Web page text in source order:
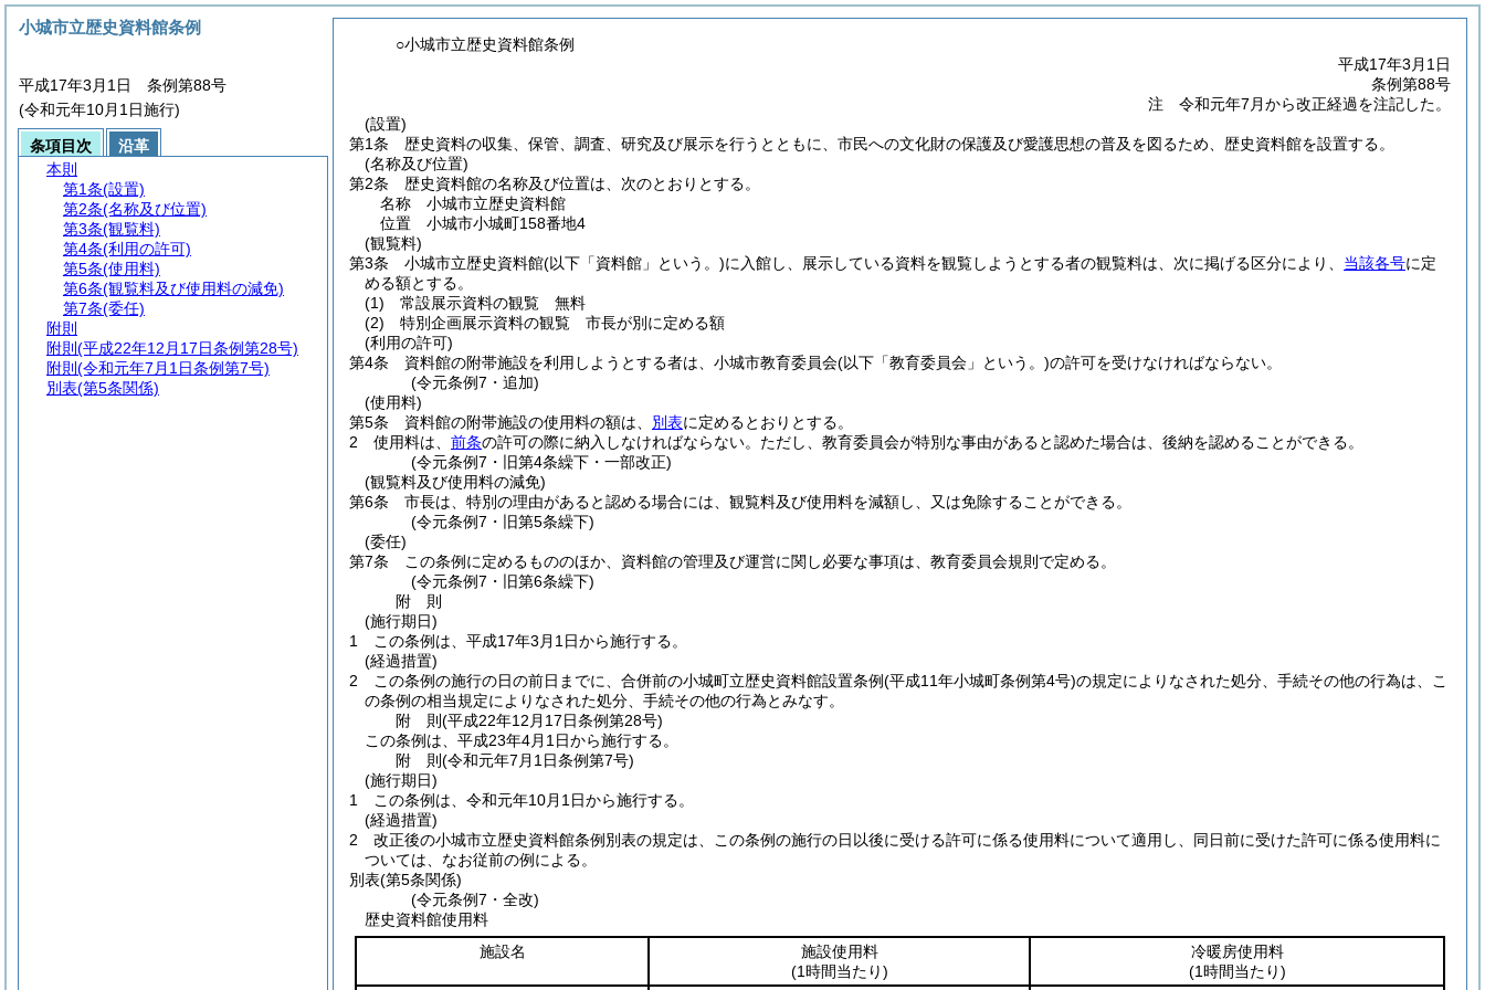
○小城市立歴史資料館条例
平成17年3月1日
条例第88号
注 令和元年7月から改正経過を注記した。
(設置)
第1条
歴史資料の収集、保管、調査、研究及び展示を行うとともに、市民への文化財の保護及び愛護思想の普及を図るため、歴史資料館を設置する。
(名称及び位置)
第2条
歴史資料館の名称及び位置は、次のとおりとする。
名称 小城市立歴史資料館
位置 小城市小城町158番地4
(観覧料)
第3条
小城市立歴史資料館(以下「資料館」という。)に入館し、展示している資料を観覧しようとする者の観覧料は、次に掲げる区分により、 当該各号に定
める額とする。
(1)
常設展示資料の観覧 無料
(2)
特別企画展示資料の観覧 市長が別に定める額
(利用の許可)
第4条
資料館の附帯施設を利用しようとする者は、小城市教育委員会(以下「教育委員会」という。)の許可を受けなければならない。
(令元条例7・追加)
(使用料)
第5条
資料館の附帯施設の使用料の額は、 別表に定めるとおりとする。
2
使用料は、 前条の許可の際に納入しなければならない。 ただし、教育委員会が特別な事由があると認めた場合は、後納を認めることができる。
(令元条例7・旧第4条繰下・一部改正)
(観覧料及び使用料の減免)
第6条
市長は、特別の理由があると認める場合には、観覧料及び使用料を減額し、又は免除することができる。
(令元条例7・旧第5条繰下)
(委任)
第7条
この条例に定めるもののほか、資料館の管理及び運営に関し必要な事項は、教育委員会規則で定める。
(令元条例7・旧第6条繰下)
附 則
(施行期日)
1
この条例は、平成17年3月1日から施行する。
(経過措置)
2
この条例の施行の日の前日までに、合併前の小城町立歴史資料館設置条例(平成11年小城町条例第4号)の規定によりなされた処分、手続その他の行為は、こ
の条例の相当規定によりなされた処分、手続その他の行為とみなす。
附 則(平成22年12月17日条例第28号)
この条例は、平成23年4月1日から施行する。
附 則(令和元年7月1日条例第7号)
(施行期日)
1
この条例は、令和元年10月1日から施行する。
(経過措置)
2
改正後の小城市立歴史資料館条例別表の規定は、この条例の施行の日以後に受ける許可に係る使用料について適用し、同日前に受けた許可に係る使用料に
ついては、なお従前の例による。
別表(第5条関係)
(令元条例7・全改)
歴史資料館使用料
施設名
施設使用料
(1時間当たり)
冷暖房使用料
(1時間当たり)
小城市立歴史資料館条例
平成17年3月1日 条例第88号
(令和元年10月1日施行)
条項目次
沿革
本則
第1条(設置)
第2条(名称及び位置)
第3条(観覧料)
第4条(利用の許可)
第5条(使用料)
第6条(観覧料及び使用料の減免)
第7条(委任)
附則
附則 (平成22年12月17日条例第28号)
附則 (令和元年7月1日条例第7号)
別表(第5条関係)